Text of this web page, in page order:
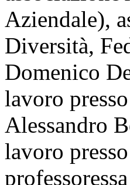
Aziendale),
Diversità,
Domenico
lavoro
Alessandro
lavoro